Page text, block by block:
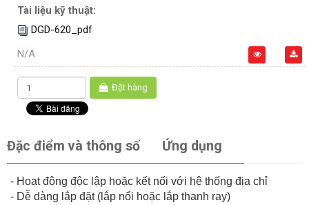
Tài liệu kỹ thuật:
DGD-620_pdf
N/A
Đặt hàng
Đặc điểm và thông số Ứng dụng
- Hoạt động độc lập hoặc kết nối với hệ thống địa chỉ
- Dễ dàng lắp đặt (lắp nổi hoặc lắp thanh ray)